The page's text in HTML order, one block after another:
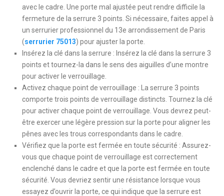
avec le cadre. Une porte mal ajustée peut rendre difficile la
fermeture de la serrure 3 points. Si nécessaire, faites appel à
un serrurier professionnel du 13e arrondissement de Paris
(serrurier 75013) pour ajuster la porte.
Insérez la clé dans la serrure : Insérez la clé dans la serrure 3
points et tournez-la dans le sens des aiguilles d’une montre
pour activer le verrouillage.
Activez chaque point de verrouillage : La serrure 3 points
comporte trois points de verrouillage distincts. Tournez la clé
pour activer chaque point de verrouillage. Vous devrez peut-
être exercer une légère pression sur la porte pour aligner les
pênes avec les trous correspondants dans le cadre.
Vérifiez que la porte est fermée en toute sécurité : Assurez-
vous que chaque point de verrouillage est correctement
enclenché dans le cadre et que la porte est fermée en toute
sécurité. Vous devriez sentir une résistance lorsque vous
essayez d’ouvrir la porte, ce qui indique que la serrure est